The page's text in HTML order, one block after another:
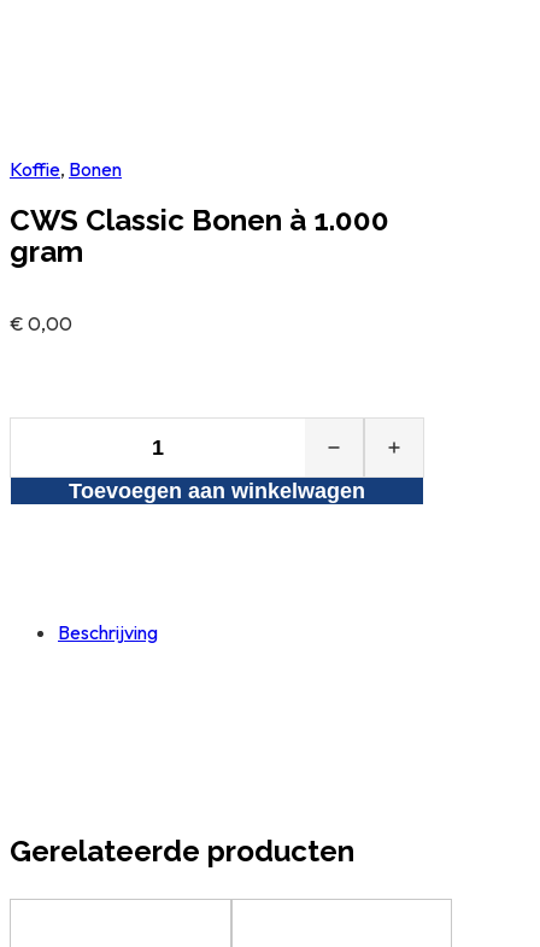
Koffie, Bonen
CWS Classic Bonen à 1.000
gram
€ 0,00
Classic
Bonen
Toevoegen aan winkelwagen
Beschrijving
Gerelateerde producten